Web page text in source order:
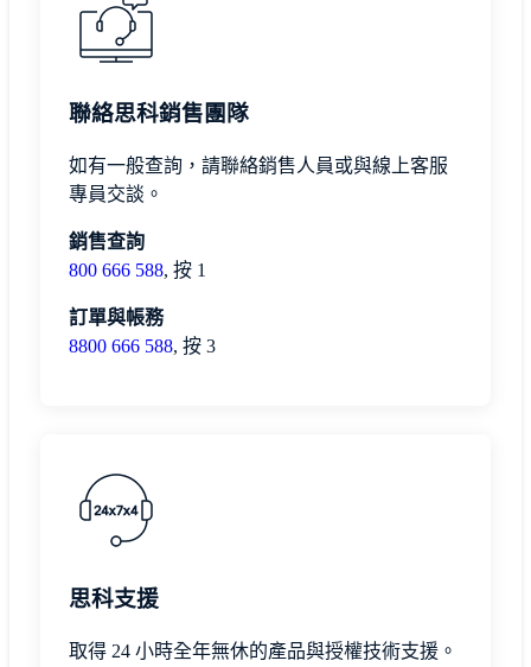
聯絡思科銷售團隊
如有一般查詢，請聯絡銷售人員或與線上客服
專員交談。
銷售查詢
800 666 588, 按 1
訂單與帳務
8800 666 588, 按 3
思科支援
取得 24 小時全年無休的產品與授權技術支援。